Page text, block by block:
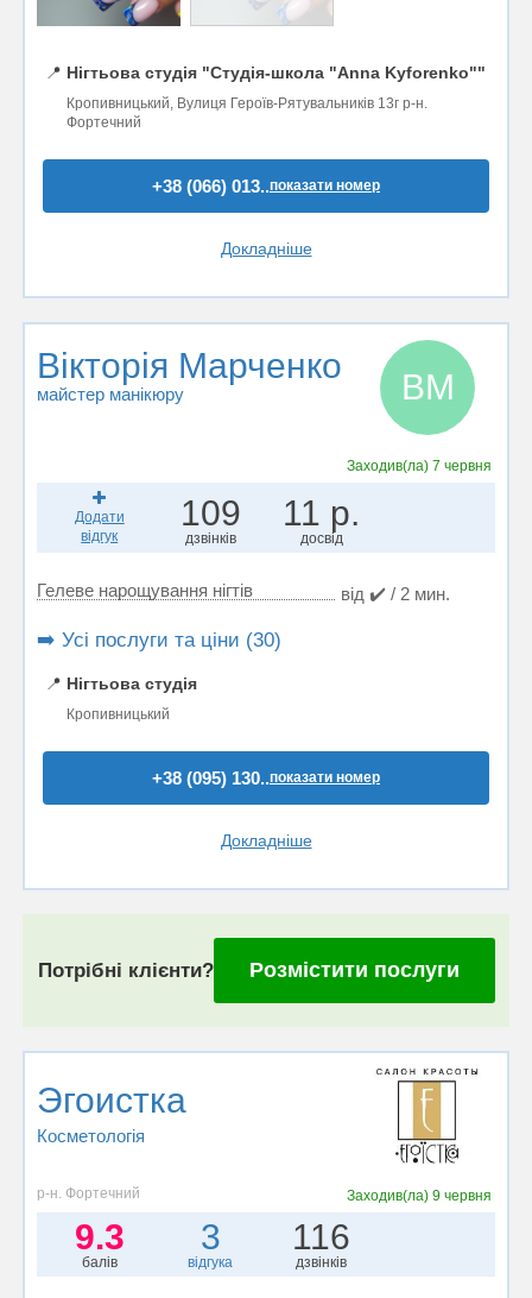
📍 Нігтьова студія "Студія-школа "Anna Kyforenko""
Кропивницький, Вулиця Героїв-Рятувальників 13г р-н.
Фортечний
+38 (066) 013..показати номер
Докладніше
Вікторія Марченко
майстер манікюру ВМ
Заходив(ла) 7 червня
Додати
відгук
109
дзвінків
11 р.
досвід
Гелеве нарощування нігтів від ✔️ / 2 мин.
➡️ Усі послуги та ціни (30)
📍 Нігтьова студія
Кропивницький
+38 (095) 130..показати номер
Докладніше
Потрібні клієнти? Розмістити послуги
Эгоистка
Косметологія
р-н. Фортечний Заходив(ла) 9 червня
9.3
балів
3
відгука
116
дзвінків